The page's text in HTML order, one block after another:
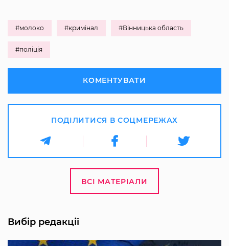
#молоко #кримінал #Вінницька область
#поліція
КОМЕНТУВАТИ
ПОДІЛИТИСЯ В СОЦМЕРЕЖАХ
ВСІ МАТЕРІАЛИ
Вибір редакції